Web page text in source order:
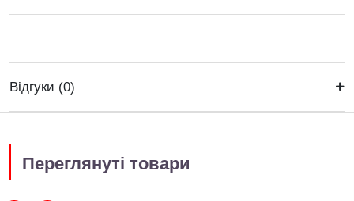
Відгуки (0)
Переглянуті товари